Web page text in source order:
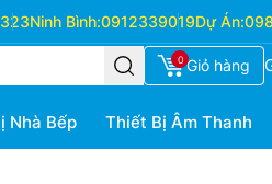
Ninh Bình:0912339019Dự Án:
0 Giỏ hàng
Nhà Bếp Thiết Bị Âm Thanh